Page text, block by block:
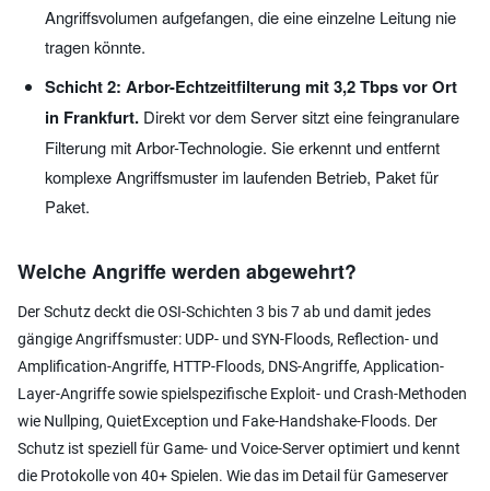
Angriffsvolumen aufgefangen, die eine einzelne Leitung nie
tragen könnte.
Schicht 2: Arbor-Echtzeitfilterung mit 3,2 Tbps vor Ort
in Frankfurt. Direkt vor dem Server sitzt eine feingranulare
Filterung mit Arbor-Technologie. Sie erkennt und entfernt
komplexe Angriffsmuster im laufenden Betrieb, Paket für
Paket.
Welche Angriffe werden abgewehrt?
Der Schutz deckt die OSI-Schichten 3 bis 7 ab und damit jedes
gängige Angriffsmuster: UDP- und SYN-Floods, Reflection- und
Amplification-Angriffe, HTTP-Floods, DNS-Angriffe, Application-
Layer-Angriffe sowie spielspezifische Exploit- und Crash-Methoden
wie Nullping, QuietException und Fake-Handshake-Floods. Der
Schutz ist speziell für Game- und Voice-Server optimiert und kennt
die Protokolle von 40+ Spielen. Wie das im Detail für Gameserver